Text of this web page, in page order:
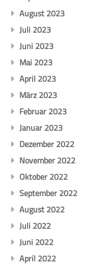
August 2023
Juli 2023
Juni 2023
Mai 2023
April 2023
März 2023
Februar 2023
Januar 2023
Dezember 2022
November 2022
Oktober 2022
September 2022
August 2022
Juli 2022
Juni 2022
April 2022